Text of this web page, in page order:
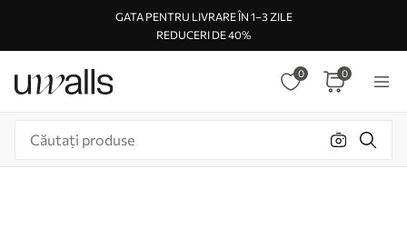
GATA PENTRU LIVRARE ÎN 1–3 ZILE
REDUCERI DE 40%
0 0